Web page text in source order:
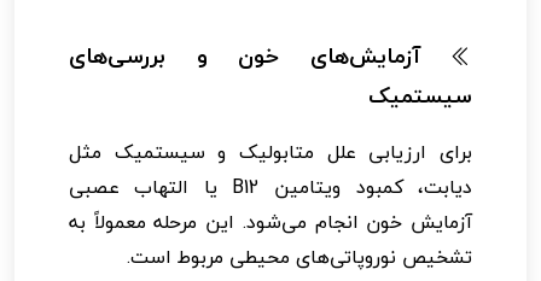
آزمایش‌های خون و بررسی‌های
سیستمیک
برای ارزیابی علل متابولیک و سیستمیک مثل
دیابت، کمبود ویتامین B12 یا التهاب عصبی
آزمایش خون انجام می‌شود. این مرحله معمولاً به
تشخیص نوروپاتی‌های محیطی مربوط است.